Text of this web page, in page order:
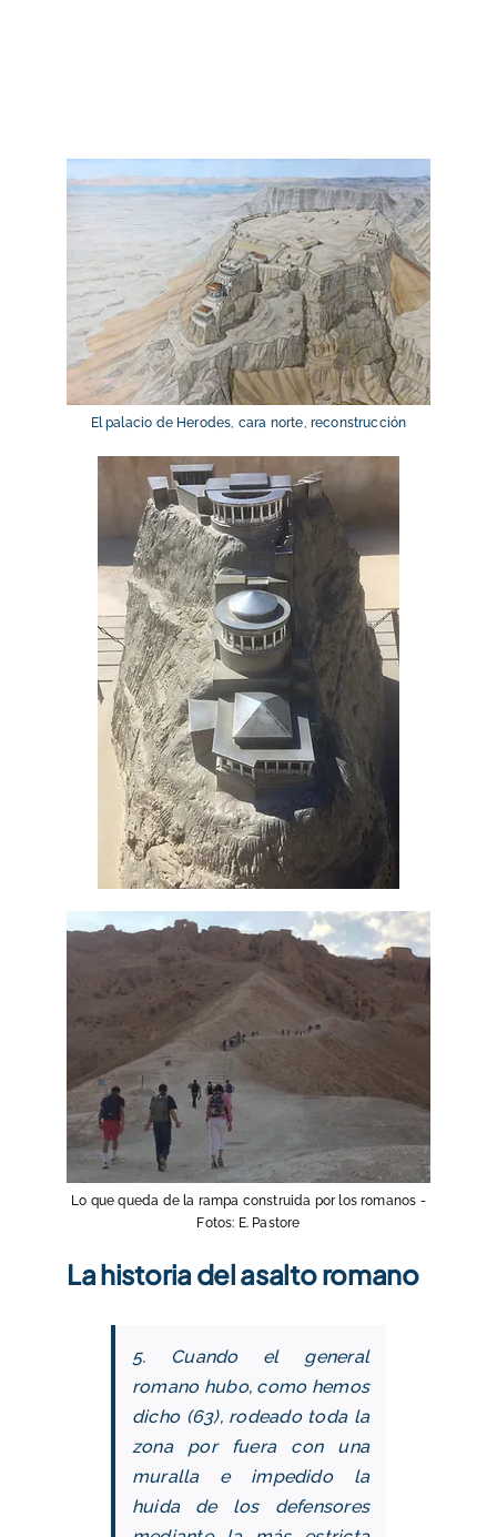
El palacio de Herodes, cara norte, reconstrucción
Lo que queda de la rampa construida por los romanos -
Fotos: E. Pastore
La historia del asalto romano
5. Cuando el general
romano hubo, como hemos
dicho (63), rodeado toda la
zona por fuera con una
muralla e impedido la
huida de los defensores